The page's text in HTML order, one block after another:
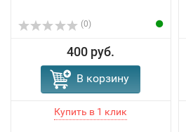
(0)
400 руб.
В корзину